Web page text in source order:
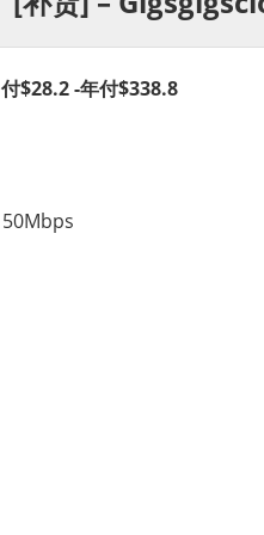
$28.2 -年付$338.8